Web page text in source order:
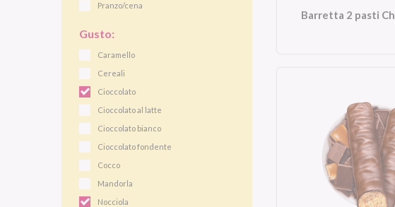
Pranzo/cena
Gusto:
Caramello
Cereali
Cioccolato
Cioccolato al latte
Cioccolato bianco
Cioccolato fondente
Cocco
Mandorla
Nocciola
Barretta 2 pasti